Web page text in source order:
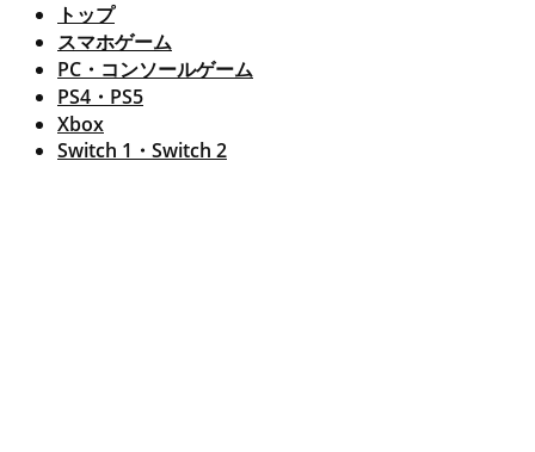
トップ
スマホゲーム
PC・コンソールゲーム
PS4・PS5
Xbox
Switch 1・Switch 2